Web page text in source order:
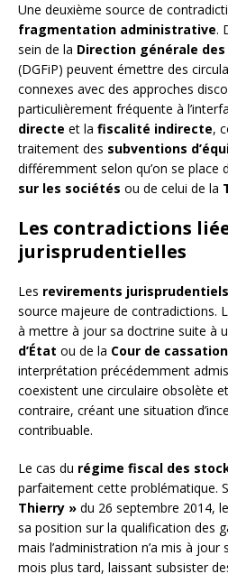
Une deuxième source de
fragmentation administrative.
sein de la Direction générale
(DGFiP) peuvent émettre des
connexes avec des approches
particulièrement fréquente à
directe et la fiscalité indirecte,
traitement des subventions
différemment selon qu’on se place
sur les sociétés ou de celui de la
Les contradictions
jurisprudentielles
Les revirements jurisprudentiels
source majeure de contradictions.
à mettre à jour sa doctrine suite à
d’État ou de la Cour de cassation
interprétation précédemment
coexistent une circulaire obsolète
contraire, créant une situation
contribuable.
Le cas du régime fiscal des
parfaitement cette problématique.
Thierry » du 26 septembre 2014, le
sa position sur la qualification des
mais l’administration n’a mis à
mois plus tard, laissant subsister